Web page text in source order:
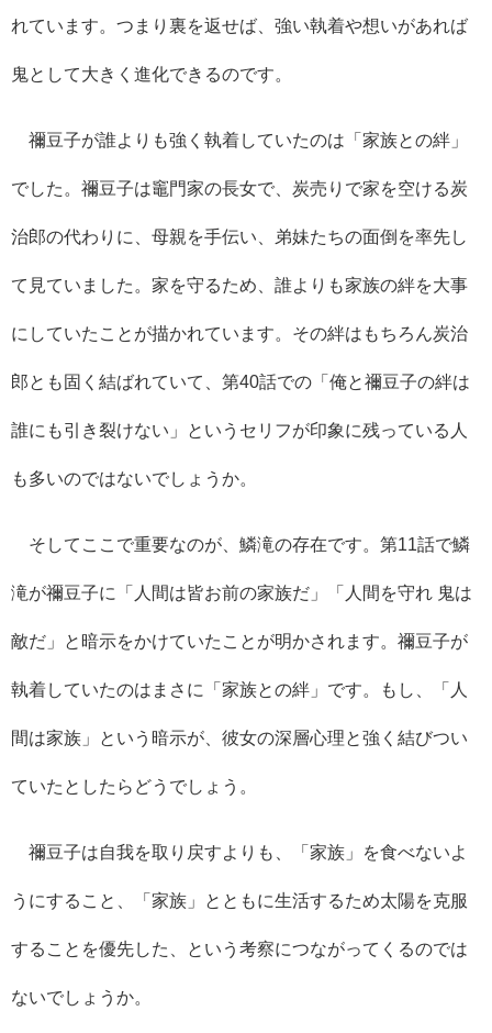
れています。つまり裏を返せば、強い執着や想いがあれば
鬼として大きく進化できるのです。
禰豆子が誰よりも強く執着していたのは「家族との絆」
でした。禰豆子は竈門家の長女で、炭売りで家を空ける炭
治郎の代わりに、母親を手伝い、弟妹たちの面倒を率先し
て見ていました。家を守るため、誰よりも家族の絆を大事
にしていたことが描かれています。その絆はもちろん炭治
郎とも固く結ばれていて、第40話での「俺と禰豆子の絆は
誰にも引き裂けない」というセリフが印象に残っている人
も多いのではないでしょうか。
そしてここで重要なのが、鱗滝の存在です。第11話で鱗
滝が禰豆子に「人間は皆お前の家族だ」「人間を守れ 鬼は
敵だ」と暗示をかけていたことが明かされます。禰豆子が
執着していたのはまさに「家族との絆」です。もし、「人
間は家族」という暗示が、彼女の深層心理と強く結びつい
ていたとしたらどうでしょう。
禰豆子は自我を取り戻すよりも、「家族」を食べないよ
うにすること、「家族」とともに生活するため太陽を克服
することを優先した、という考察につながってくるのでは
ないでしょうか。